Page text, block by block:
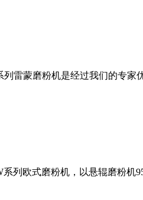
雷蒙磨粉机是经过我们的专家
列欧式磨粉机，以悬辊磨粉机